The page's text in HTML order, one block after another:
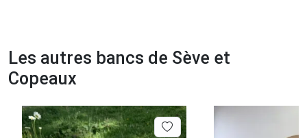
Les autres bancs de Sève et
Copeaux